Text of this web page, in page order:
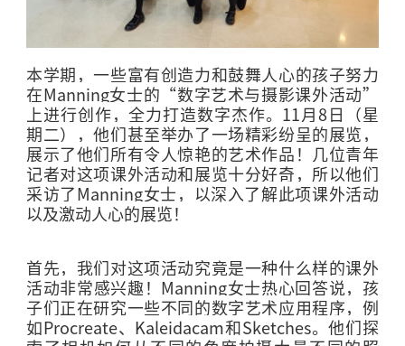
本学期，一些富有创造力和鼓舞人心的孩子努力
在Manning女士的 “数字艺术与摄影课外活动”
上进行创作，全力打造数字杰作。 11月8日（星
期二），他们甚至举办了一场精彩纷呈的展览，
展示了他们所有令人惊艳的艺术作品！几位青年
记者对这项课外活动和展览十分好奇，所以他们
采访了Manning女士，以深入了解此项课外活动
以及激动人心的展览！
首先，我们对这项活动究竟是一种什么样的课外
活动非常感兴趣！ Manning女士热心回答说，孩
子们正在研究一些不同的数字艺术应用程序，例
如Procreate、 Kaleidacam和Sketches。他们探